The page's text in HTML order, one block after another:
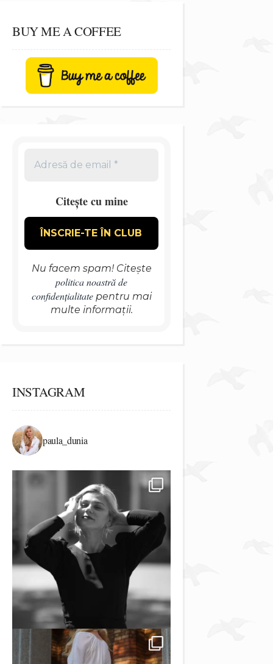
BUY ME A COFFEE
Citește cu mine
Nu facem spam! Citește
politica noastră de
confidențialitatepentru mai
multe informații.
INSTAGRAM
paula_dunia